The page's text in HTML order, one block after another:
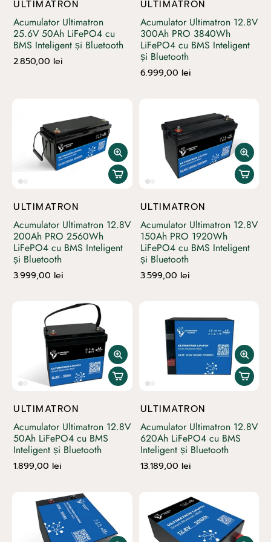
durabilitate și performanță, fiind potrivite pentru
utilizare pe termen lung în condiții reale de camping.
Indiferent dacă îți echipezi pentru prima dată
autorulota sau vrei să îți upgradezi sistemul electric,
această categorie oferă soluții fiabile pentru
autonomie și confort în fiecare călătorie.
ULTIMATRON
Acumulator Ultimatron
25.6V 50Ah LiFePO4 cu
BMS Inteligent și Bluetooth
2.850,00 lei
ULTIMATRON
Acumulator Ultimatron 12.8V
300Ah PRO 3840Wh
LiFePO4 cu BMS Inteligent
și Bluetooth
6.999,00 lei
ULTIMATRON
Acumulator Ultimatron 12.8V
200Ah PRO 2560Wh
LiFePO4 cu BMS Inteligent
și Bluetooth
3.999,00 lei
ULTIMATRON
Acumulator Ultimatron 12.8V
150Ah PRO 1920Wh
LiFePO4 cu BMS Inteligent
și Bluetooth
3.599,00 lei
ULTIMATRON
Acumulator Ultimatron 12.8V
50Ah LiFePO4 cu BMS
Inteligent și Bluetooth
1.899,00 lei
ULTIMATRON
Acumulator Ultimatron 12.8V
620Ah LiFePO4 cu BMS
Inteligent și Bluetooth
13.189,00 lei